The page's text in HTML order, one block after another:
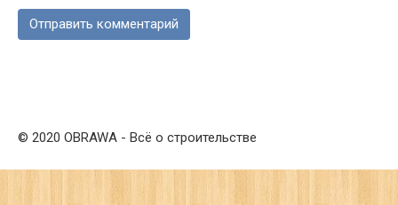
© 2020 OBRAWA - Всё о строительстве